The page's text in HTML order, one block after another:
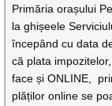
Primăria orașului
la ghișeele
începând cu data
că plata
face și ONLINE,
plăților online se